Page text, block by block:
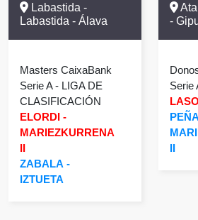
Labastida -
Labastida - Álava
Masters CaixaBank
Serie A- LIGA DE
CLASIFICACIÓN
ELORDI -
MARIEZKURRENA
II
ZABALA -
IZTUETA
-
Serie
LASO
II